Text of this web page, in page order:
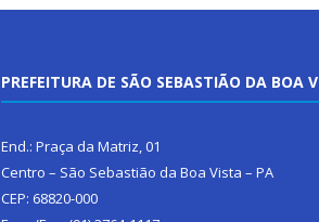
PREFEITURA DE SÃO SEBASTIÃO DA BOA
End.: Praça da Matriz, 01
Centro – São Sebastião da Boa Vista – PA
CEP: 68820-000